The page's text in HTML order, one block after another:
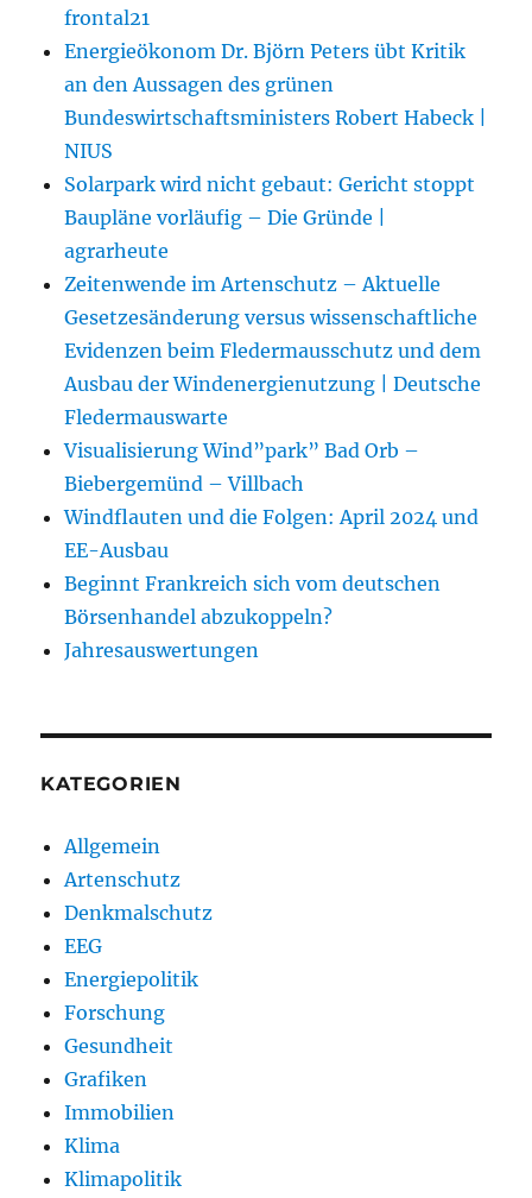
frontal21
Energieökonom Dr. Björn Peters übt Kritik
an den Aussagen des grünen
Bundeswirtschaftsministers Robert Habeck |
NIUS
Solarpark wird nicht gebaut: Gericht stoppt
Baupläne vorläufig – Die Gründe |
agrarheute
Zeitenwende im Artenschutz – Aktuelle
Gesetzesänderung versus wissenschaftliche
Evidenzen beim Fledermausschutz und dem
Ausbau der Windenergienutzung | Deutsche
Fledermauswarte
Visualisierung Wind”park” Bad Orb –
Biebergemünd – Villbach
Windflauten und die Folgen: April 2024 und
EE-Ausbau
Beginnt Frankreich sich vom deutschen
Börsenhandel abzukoppeln?
Jahresauswertungen
KATEGORIEN
Allgemein
Artenschutz
Denkmalschutz
EEG
Energiepolitik
Forschung
Gesundheit
Grafiken
Immobilien
Klima
Klimapolitik